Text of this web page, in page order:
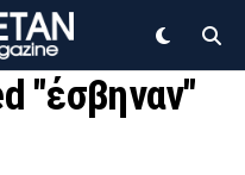
"έσβηναν"